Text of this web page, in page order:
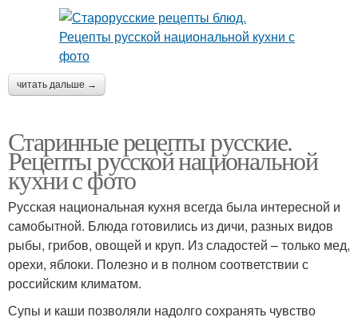
читать дальше →
Старинные рецепты русские.
Рецепты русской национальной
кухни с фото
Русская национальная кухня всегда была интересной и
самобытной. Блюда готовились из дичи, разных видов
рыбы, грибов, овощей и круп. Из сладостей – только мед,
орехи, яблоки. Полезно и в полном соответствии с
российским климатом.
Супы и каши позволяли надолго сохранять чувство